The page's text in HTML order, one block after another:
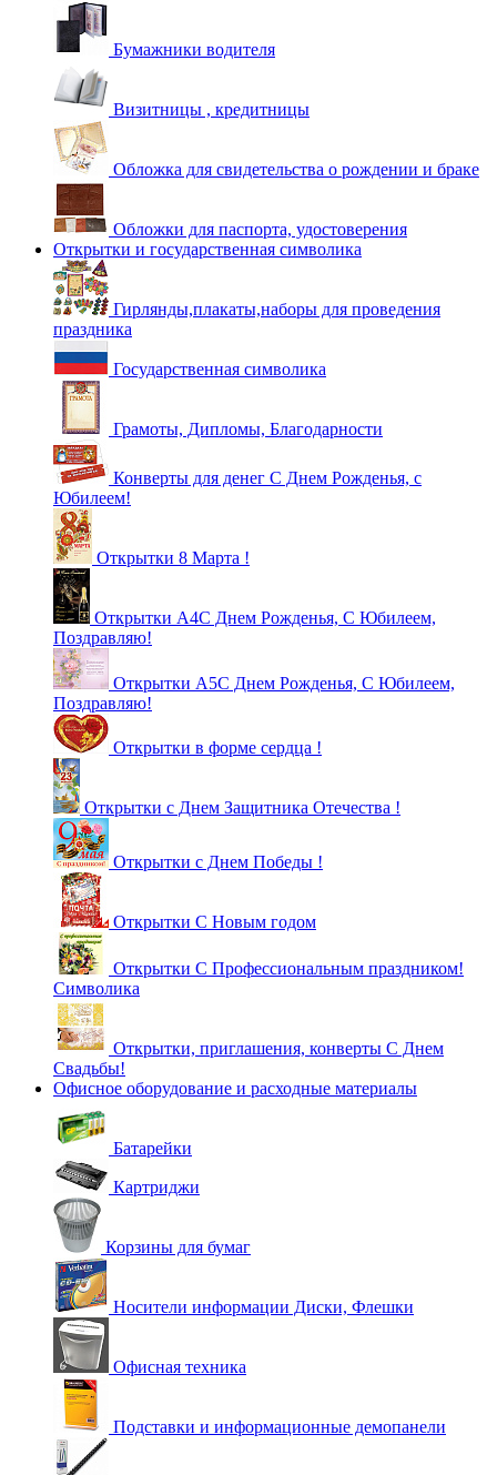
Бумажники водителя
Визитницы , кредитницы
Обложка для свидетельства о рождении и браке
Обложки для паспорта, удостоверения
Открытки и государственная символика
Гирлянды,плакаты,наборы для проведения
праздника
Государственная символика
Грамоты, Дипломы, Благодарности
Конверты для денег С Днем Рожденья, с
Юбилеем!
Открытки 8 Марта !
Открытки А4С Днем Рожденья, С Юбилеем,
Поздравляю!
Открытки А5С Днем Рожденья, С Юбилеем,
Поздравляю!
Открытки в форме сердца !
Открытки с Днем Защитника Отечества !
Открытки с Днем Победы !
Открытки С Новым годом
Открытки С Профессиональным праздником!
Символика
Открытки, приглашения, конверты С Днем
Свадьбы!
Офисное оборудование и расходные материалы
Батарейки
Картриджи
Корзины для бумаг
Носители информации Диски, Флешки
Офисная техника
Подставки и информационные демопанели